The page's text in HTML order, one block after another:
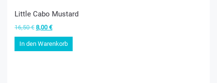
Little Cabo Mustard
16,50€ Ursprünglicher
Preis
war:
16,50 €
8,00 €Aktueller
Preis
ist:
8,00 €.
In den Warenkorb